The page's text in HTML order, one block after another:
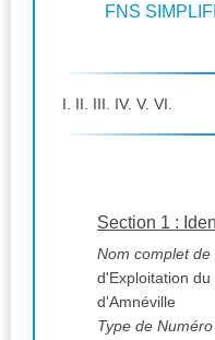
FNS
I. II. III. IV. V. VI.
Section 1 :
Nom complet
d'Exploitation
d'Amnéville
Type de